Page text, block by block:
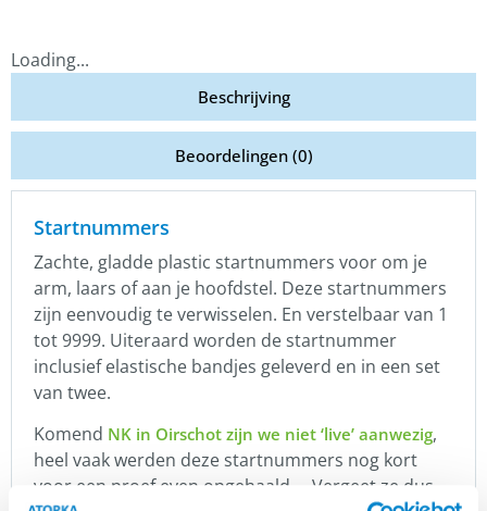
Loading...
Beschrijving
Beoordelingen (0)
Startnummers
Zachte, gladde plastic startnummers voor om je
arm, laars of aan je hoofdstel. Deze startnummers
zijn eenvoudig te verwisselen. En verstelbaar van 1
tot 9999. Uiteraard worden de startnummer
inclusief elastische bandjes geleverd en in een set
van twee.
Komend NK in Oirschot zijn we niet ‘live’ aanwezig,
heel vaak werden deze startnummers nog kort
voor een proef even opgehaald…. Vergeet ze dus